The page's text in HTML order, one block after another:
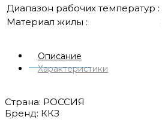
Диапазон рабочих температур :
Материал жилы :
Описание
Характеристики
Страна: РОССИЯ
Бренд: ККЗ